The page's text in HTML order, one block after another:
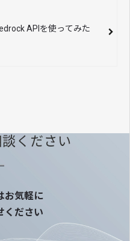
APIを使ってみた
ください
お気軽に
ください